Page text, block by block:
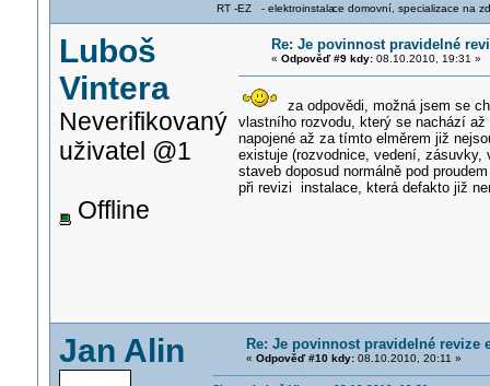
RT -EZ - elektroinstalace domovní, specializace na
Luboš
Vintera
Neverifikovaný
uživatel @1
Offline
Re: Je povinnost pravidelné
« Odpověď #9 kdy:08.10.2010, 19:31 »
za odpovědi, možná jsem se
vlastního rozvodu, který se nachází až
napojené až za tímto elměrem již
existuje (rozvodnice, vedení,
staveb doposud normálně pod
při revizi instalace, která defakto již
Jan Alin Re: Je povinnost pravidelné
« Odpověď #10 kdy:08.10.2010, 20:11 »